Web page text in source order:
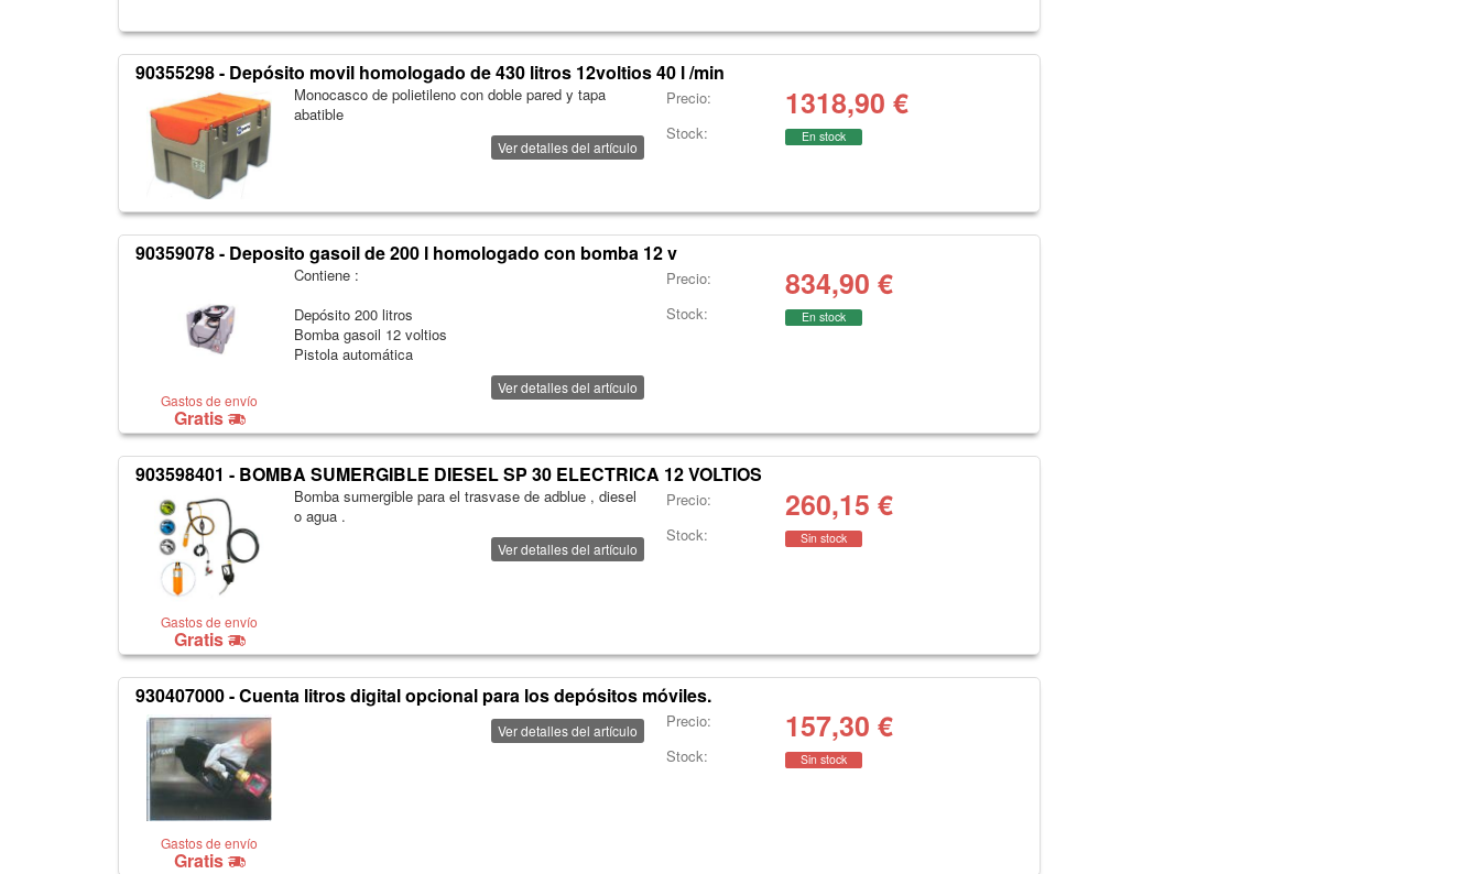
90355298 - Depósito movil homologado de 430 litros 12voltios 40 l /min
Monocasco de polietileno con doble pared y tapa
abatible
Ver detalles del artículo
Precio: 1318,90 €
Stock: En stock
90359078 - Deposito gasoil de 200 l homologado con bomba 12 v
Gastos de envío
Gratis
Contiene :
Depósito 200 litros
Bomba gasoil 12 voltios
Pistola automática
Ver detalles del artículo
Precio: 834,90 €
Stock: En stock
903598401 - BOMBA SUMERGIBLE DIESEL SP 30 ELECTRICA 12 VOLTIOS
Gastos de envío
Gratis
Bomba sumergible para el trasvase de adblue , diesel
o agua .
Ver detalles del artículo
Precio: 260,15 €
Stock: Sin stock
930407000 - Cuenta litros digital opcional para los depósitos móviles.
Gastos de envío
Gratis
Ver detalles del artículo Precio: 157,30 €
Stock: Sin stock